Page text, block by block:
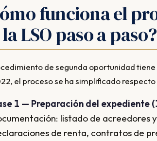
funciona el
LSO paso a paso?
de segunda oportunidad
el proceso se ha simplificado
1 — Preparación del expediente
listado de acreedores
de renta, contratos de